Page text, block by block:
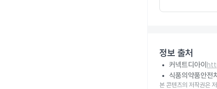
정보 출처
커넥트디아이
식품의약품안전
본 콘텐츠의 저작권은